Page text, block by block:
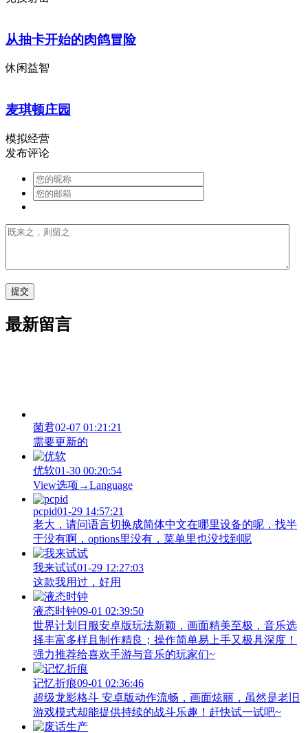
从抽卡开始的肉鸽冒险
休闲益智
麦琪顿庄园
模拟经营
发布评论
最新留言
菌君02-07 01:21:21
需要更新的
优软01-30 00:20:54
View‌选项→Language
pcpid01-29 14:57:21
老大，请问语言切换成简体中文在哪里设备的呢，找半
于没有啊，options里没有，菜单里也没找到呢
我来试试01-29 12:27:03
这款我用过，好用
液态时钟09-01 02:39:50
世界计划日服安卓版玩法新颖，画面精美至极，音乐选
择丰富多样且制作精良；操作简单易上手又极具深度！
强力推荐给喜欢手游与音乐的玩家们~
记忆折痕09-01 02:36:46
超级龙影格斗 安卓版动作流畅，画面炫丽，虽然是老旧
游戏模式却能提供持续的战斗乐趣！赶快试一试吧~